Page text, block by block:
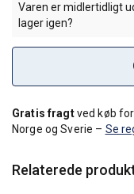
Varen er midlertidligt
lager igen?
Gratis fragtved køb for
Norge og Sverie – Se
Relaterede